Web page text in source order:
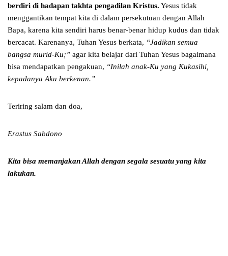
berdiri di hadapan takhta pengadilan Kristus. Yesus tidak
menggantikan tempat kita di dalam persekutuan dengan Allah
Bapa, karena kita sendiri harus benar-benar hidup kudus dan tidak
bercacat. Karenanya, Tuhan Yesus berkata, “Jadikan semua
bangsa murid-Ku;” agar kita belajar dari Tuhan Yesus bagaimana
bisa mendapatkan pengakuan, “Inilah anak-Ku yang Kukasihi,
kepadanya Aku berkenan.”
Teriring salam dan doa,
Erastus Sabdono
Kita bisa memanjakan Allah dengan segala sesuatu yang kita
lakukan.